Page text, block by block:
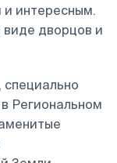
интересным.
виде дворцов и
специально
Региональном